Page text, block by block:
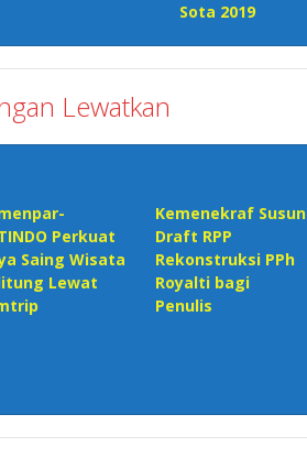
Sota 2019
Lewatkan
Perkuat
Saing Wisata
Lewat
Kemenekraf Susun
Draft RPP
Rekonstruksi PPh
Royalti bagi
Penulis